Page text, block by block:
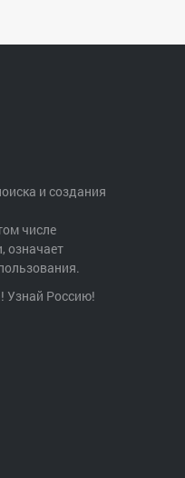
и создания
числе
означает
Узнай Россию!